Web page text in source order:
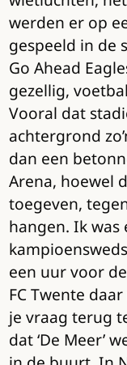
werden er op
gespeeld in de
Go Ahead
gezellig,
Vooral dat
achtergrond
dan een
Arena, hoewel
toegeven,
hangen. Ik was
een uur voor
FC Twente
je vraag terug
dat ‘De Meer’